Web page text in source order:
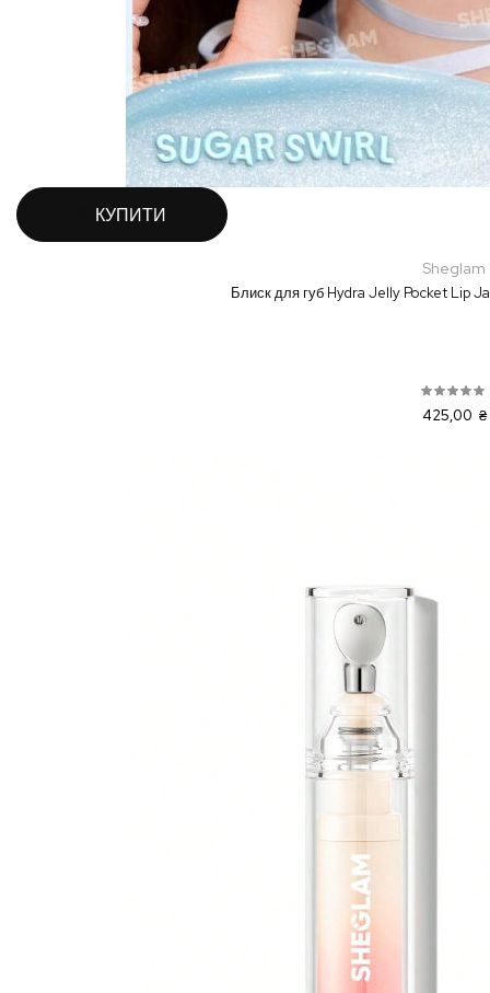
КУПИТИ
Sheglam
Блиск для губ Hydra Jelly Pocket Lip
425,00 ₴